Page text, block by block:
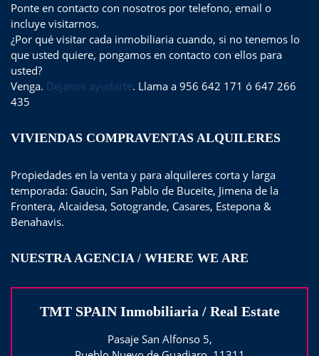
Ponte en contacto con nosotros por telefono, email o
incluye visitarnos.
¿Por qué visitar cada inmobiliaria cuando, si no tenemos lo
que usted quiere, pongamos en contacto con ellos para
usted?
Venga. Dejanos ayudarte. Llama a 956 642 171 ó 647 266
435
VIVIENDAS COMPRAVENTAS ALQUILERES
Propiedades en la venta y para alquileres corta y larga
temporada: Gaucin, San Pablo de Buceite, Jimena de la
Frontera, Alcaidesa, Sotogrande, Casares, Estepona &
Benahavis.
NUESTRA AGENCIA / WHERE WE ARE
TMT SPAIN Inmobiliaria / Real Estate
Pasaje San Alfonso 5,